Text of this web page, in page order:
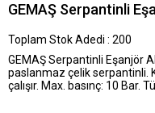
GEMAŞ Serpantinli
Toplam Stok Adedi : 200
GEMAŞ Serpantinli Eşanjör
paslanmaz çelik serpantinli.
çalışır. Max. basınç: 10 Bar.